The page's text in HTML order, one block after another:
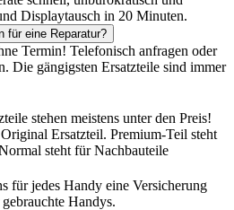
Displaytausch in 20 Minuten.
für eine Reparatur?
Termin! Telefonisch anfragen oder
Die gängigsten Ersatzteile sind immer
stehen meistens unter den Preis!
Ersatzteil. Premium-Teil steht
steht für Nachbauteile
für jedes Handy eine Versicherung
Handys.